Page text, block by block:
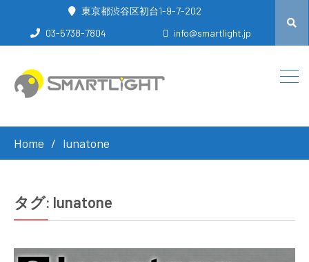
東京都渋谷区初台1-9-7-202
03-5738-7804
info@smartlight.jp
Home lunatone
タグ: lunatone